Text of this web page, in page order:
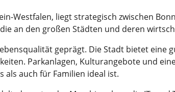
Westfalen, liegt strategisch zwischen
an den großen Städten und deren
geprägt. Die Stadt bietet eine
Parkanlagen, Kulturangebote und
als auch für Familien ideal ist.